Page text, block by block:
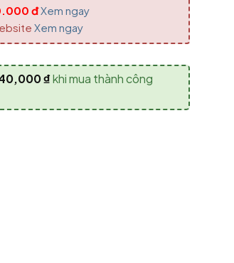
đXem ngay
Xem ngay
₫khi mua thành công